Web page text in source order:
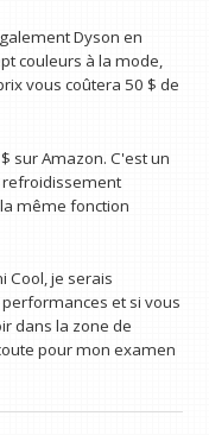
Dyson en
couleurs à la mode,
vous coûtera 50 $ de
sur Amazon. C'est un
refroidissement
même fonction
Cool, je serais
et si vous
dans la zone de
pour mon examen